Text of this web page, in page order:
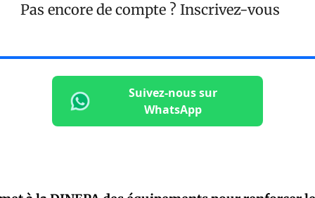
Pas encore de compte ? Inscrivez-vous
Suivez-nous sur
WhatsApp